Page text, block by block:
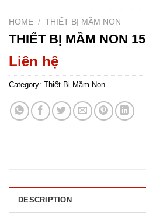
HOME / THIẾT BỊ MẦM NON
THIẾT BỊ MẦM NON 15
Liên hệ
Category: Thiết Bị Mầm Non
DESCRIPTION